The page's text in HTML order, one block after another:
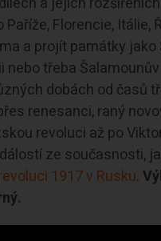
Florencie, Itálie,
a projít památky jako
nebo třeba
dobách od časů
renesanci, raný
revoluci až po
ze současnosti,
1917 v Rusku.